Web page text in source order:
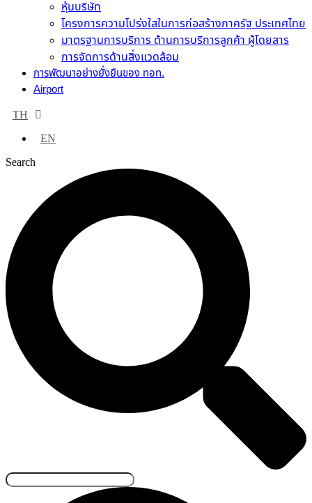
หุ้นบริษัท
โครงการความโปร่งใสในการก่อสร้างภาครัฐ ประเทศไทย
มาตรฐานการบริการ ด้านการบริการลูกค้า ผู้โดยสาร
การจัดการด้านสิ่งแวดล้อม
การพัฒนาอย่างยั่งยืนของ ทอท.
Airport
TH
EN
Search